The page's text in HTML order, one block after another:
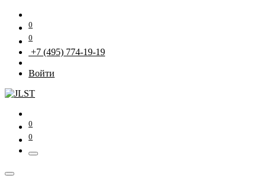
0
0
+7 (495) 774-19-19
Войти
0
0